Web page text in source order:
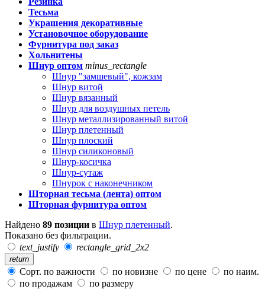
Тесьма
Украшения декоративные
Установочное оборудование
Фурнитура под заказ
Хольнитены
Шнур оптом minus_rectangle
Шнур "замшевый", кожзам
Шнур витой
Шнур вязанный
Шнур для воздушных петель
Шнур металлизированный витой
Шнур плетенный
Шнур плоский
Шнур силиконовый
Шнур-косичка
Шнур-сутаж
Шнурок с наконечником
Шторная тесьма (лента) оптом
Шторная фурнитура оптом
Найдено 89 позиции в Шнур плетенный.
Показано без фильтрации.
text_justify
rectangle_grid_2x2
return
Сорт. по важности по новизне по цене
по наим.
по продажам
по размеру